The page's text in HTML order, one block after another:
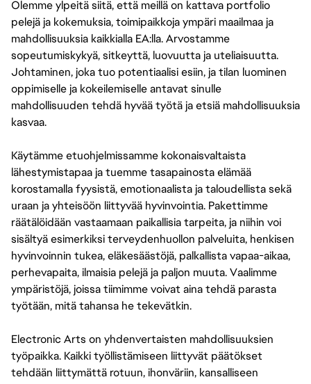
Olemme ylpeitä siitä, että meillä on kattava portfolio
pelejä ja kokemuksia, toimipaikkoja ympäri maailmaa ja
mahdollisuuksia kaikkialla EA:lla. Arvostamme
sopeutumiskykyä, sitkeyttä, luovuutta ja uteliaisuutta.
Johtaminen, joka tuo potentiaalisi esiin, ja tilan luominen
oppimiselle ja kokeilemiselle antavat sinulle
mahdollisuuden tehdä hyvää työtä ja etsiä mahdollisuuksia
kasvaa.
Käytämme etuohjelmissamme kokonaisvaltaista
lähestymistapaa ja tuemme tasapainosta elämää
korostamalla fyysistä, emotionaalista ja taloudellista sekä
uraan ja yhteisöön liittyvää hyvinvointia. Pakettimme
räätälöidään vastaamaan paikallisia tarpeita, ja niihin voi
sisältyä esimerkiksi terveydenhuollon palveluita, henkisen
hyvinvoinnin tukea, eläkesäästöjä, palkallista vapaa-aikaa,
perhevapaita, ilmaisia pelejä ja paljon muuta. Vaalimme
ympäristöjä, joissa tiimimme voivat aina tehdä parasta
työtään, mitä tahansa he tekevätkin.
Electronic Arts on yhdenvertaisten mahdollisuuksien
työpaikka. Kaikki työllistämiseen liittyvät päätökset
tehdään liittymättä rotuun, ihonväriin, kansalliseen